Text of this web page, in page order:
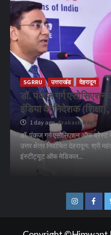
SGRRU उत्तराखंड देहरादून
डॉ. पंकज गर्ग
इंडिया के निदेशक (शिक्षा),
1 day ago Prakash Negi
डॉ. पंकज गर्ग एसोसिएशन ऑफ ब्रेस्ट
उत्तर क्षेत्र निर्वाचित देहरादून:
इंस्टीट्यूट ऑफ मेडिकल...
Instagram